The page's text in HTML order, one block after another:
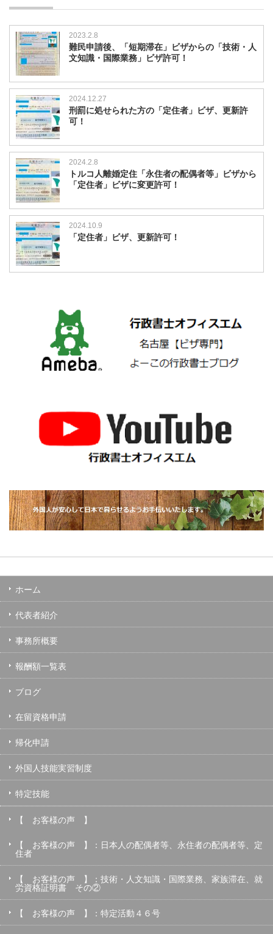
2023.2.8
難民申請後、「短期滞在」ビザからの「技術・人
文知識・国際業務」ビザ許可！
2024.12.27
刑罰に処せられた方の「定住者」ビザ、更新許
可！
2024.2.8
トルコ人離婚定住「永住者の配偶者等」ビザから
「定住者」ビザに変更許可！
2024.10.9
「定住者」ビザ、更新許可！
ホーム
代表者紹介
事務所概要
報酬額一覧表
ブログ
在留資格申請
帰化申請
外国人技能実習制度
特定技能
【 お客様の声 】
【 お客様の声 】：日本人の配偶者等、永住者の配偶者等、定
住者
【 お客様の声 】：技術・人文知識・国際業務、家族滞在、就
労資格証明書 その②
【 お客様の声 】：特定活動４６号